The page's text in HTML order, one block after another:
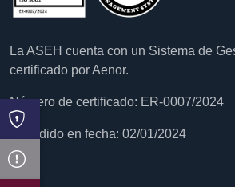
La ASEH cuenta con un Sistema de
certificado por Aenor.
Número de certificado: ER-0007/2024
Expedido en fecha: 02/01/2024